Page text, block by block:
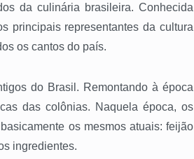
da culinária brasileira. Conhecida
principais representantes da cultura
os cantos do país.
do Brasil. Remontando à época
das colônias. Naquela época, os
os mesmos atuais: feijão
ingredientes.